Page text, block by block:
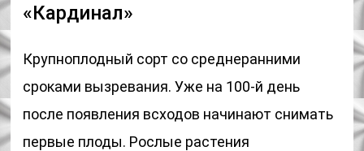
«Кардинал»
Крупноплодный сорт со среднеранними
сроками вызревания. Уже на 100-й день
после появления всходов начинают снимать
первые плоды. Рослые растения